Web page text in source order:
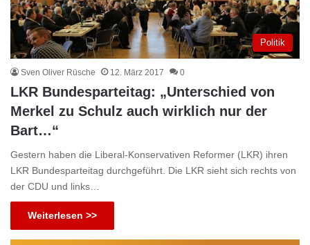
Politik
Sven Oliver Rüsche 12. März 2017 0
LKR Bundesparteitag: „Unterschied von
Merkel zu Schulz auch wirklich nur der
Bart…“
Gestern haben die Liberal-Konservativen Reformer (LKR) ihren
LKR Bundesparteitag durchgeführt. Die LKR sieht sich rechts von
der CDU und links…
Weiterlesen >>